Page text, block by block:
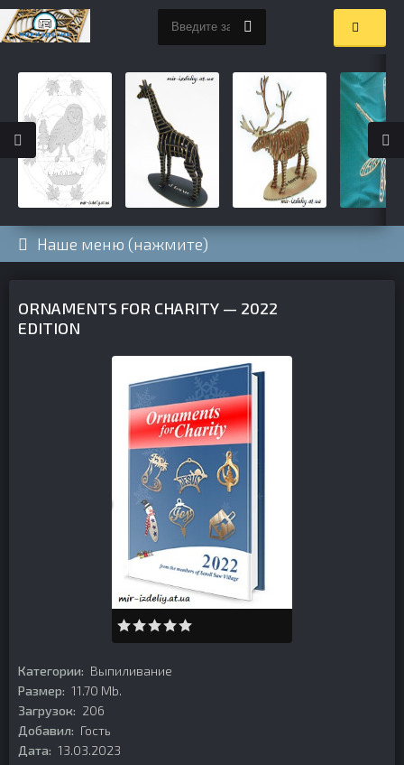
Наше меню (нажмите)
ORNAMENTS FOR CHARITY — 2022
EDITION
Категории: Выпиливание
Размер: 11.70 Mb.
Загрузок: 206
Добавил: Гость
Дата: 13.03.2023